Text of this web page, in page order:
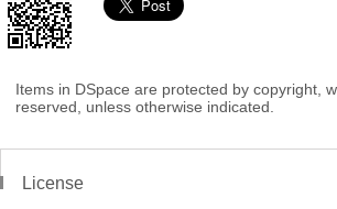
Items in DSpace are protected by copyright,
reserved, unless otherwise indicated.
License